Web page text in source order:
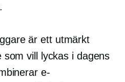
är ett utmärkt
vill lyckas i dagens
e-